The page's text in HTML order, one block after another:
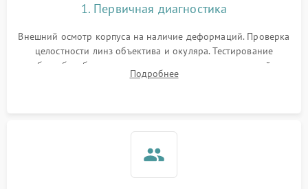
1. Первичная диагностика
Внешний осмотр корпуса на наличие деформаций. Проверка
целостности линз объектива и окуляра. Тестирование
работы барабанчиков ввода поправок, кольца отстройки
параллакса и зума. Выявление сколов, внутренних
Подробнее